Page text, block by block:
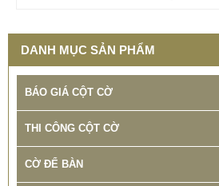
DANH MỤC SẢN PHẨM
BÁO GIÁ CỘT CỜ
THI CÔNG CỘT CỜ
CỜ ĐỂ BÀN